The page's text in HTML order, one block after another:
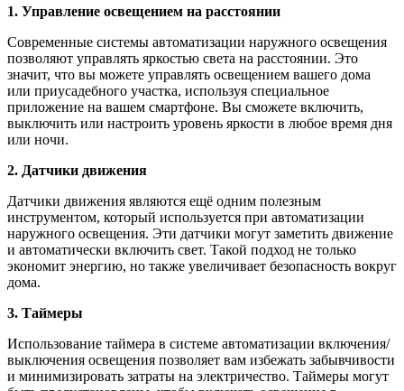
1. Управление освещением на расстоянии
Современные системы автоматизации наружного освещения
позволяют управлять яркостью света на расстоянии. Это
значит, что вы можете управлять освещением вашего дома
или приусадебного участка, используя специальное
приложение на вашем смартфоне. Вы сможете включить,
выключить или настроить уровень яркости в любое время дня
или ночи.
2. Датчики движения
Датчики движения являются ещё одним полезным
инструментом, который используется при автоматизации
наружного освещения. Эти датчики могут заметить движение
и автоматически включить свет. Такой подход не только
экономит энергию, но также увеличивает безопасность вокруг
дома.
3. Таймеры
Использование таймера в системе автоматизации включения/
выключения освещения позволяет вам избежать забывчивости
и минимизировать затраты на электричество. Таймеры могут